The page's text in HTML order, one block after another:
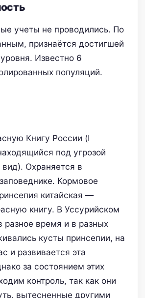
учеты не проводились. По
признаётся достигшей
Известно 6
популяций.
Книгу России (I
под угрозой
вид). Охраняется в
Кормовое
китайская —
книгу. В Уссурийском
разное время и в разных
кусты принсепии, на
и развивается эта
за состоянием этих
контроль, так как они
вытесненные другими